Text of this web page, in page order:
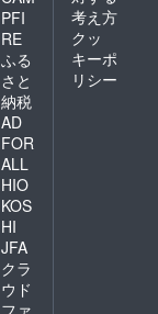
PFI
RE
ふる
さと
納税
AD
FOR
ALL
HIO
KOS
HI
JFA
クラ
ウド
ファ
考え方
クッ
キーポ
リシー